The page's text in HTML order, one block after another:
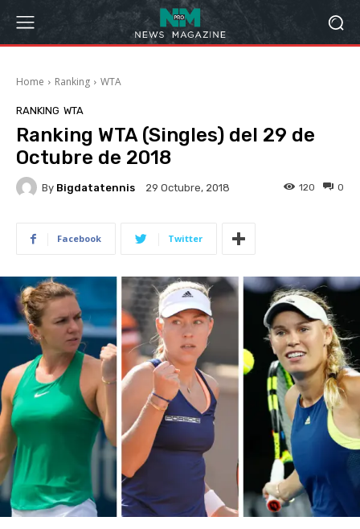
Home Ranking WTA
RANKING WTA
Ranking WTA (Singles) del 29 de
Octubre de 2018
By Bigdatatennis 29 Octubre, 2018 0
120
Facebook Twitter